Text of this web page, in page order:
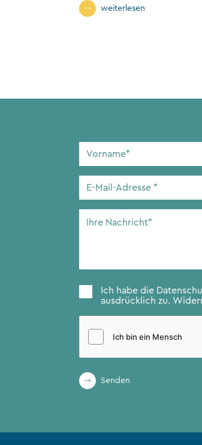
weiterlesen
Vorname
E-
Adresse*
Zustimmung*
Ich habe die
ausdrücklich zu.
Senden